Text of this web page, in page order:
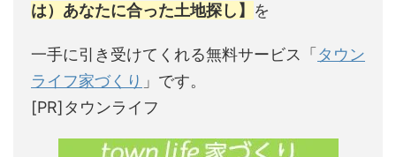
は）あなたに合った土地探し】 を
一手に引き受けてくれる無料サービス「 タウン
ライフ家づくり 」です。
[PR]タウンライフ